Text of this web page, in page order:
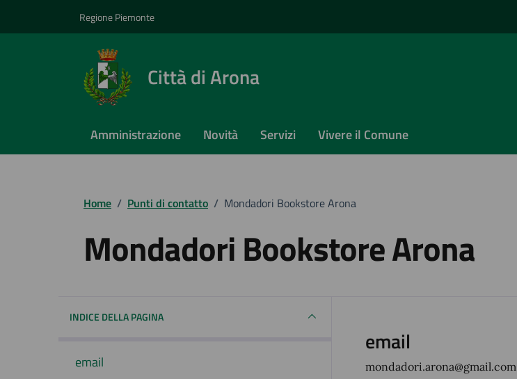
Regione Piemonte
Città di Arona
Amministrazione Novità Servizi Vivere il Comune
Home / Punti di contatto / Mondadori Bookstore Arona
Mondadori Bookstore Arona
INDICE DELLA PAGINA
email
email
mondadori.arona@gmail.com